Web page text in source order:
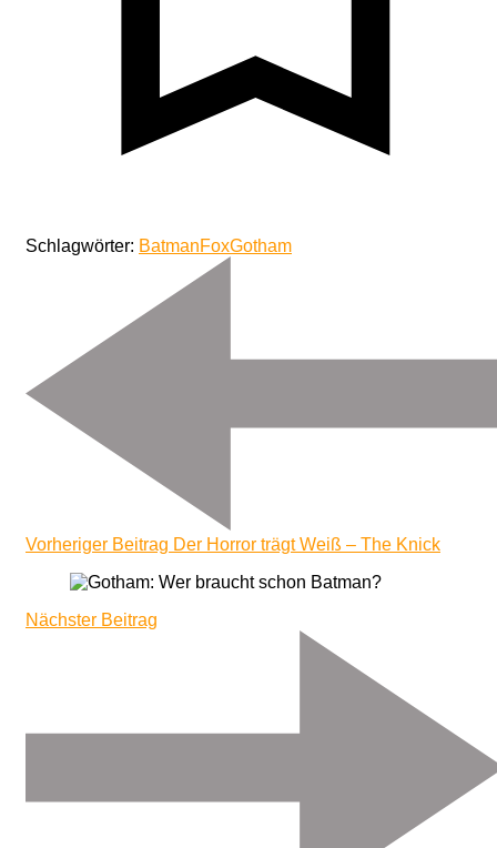
Schlagwörter: BatmanFoxGotham
Beitragsnavigation
Vorheriger Beitrag Der Horror trägt Weiß – The Knick
Nächster Beitrag